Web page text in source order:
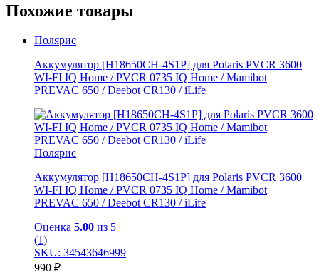
Похожие товары
Полярис
Аккумулятор [H18650CH-4S1P] для Polaris PVCR 3600
WI-FI IQ Home / PVCR 0735 IQ Home / Mamibot
PREVAC 650 / Dееbоt СR130 / iLifе
Полярис
Аккумулятор [H18650CH-4S1P] для Polaris PVCR 3600
WI-FI IQ Home / PVCR 0735 IQ Home / Mamibot
PREVAC 650 / Dееbоt СR130 / iLifе
Оценка 5.00 из 5
(1)
SKU: 34543646999
990 ₽